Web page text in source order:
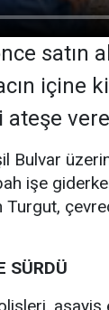
satın
içine
ateşe
Bulvar
işe
SÜRDÜ